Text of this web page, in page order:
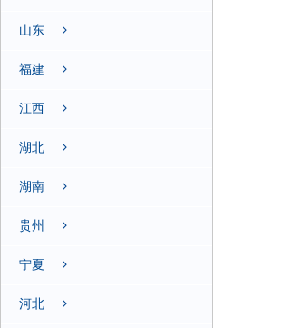
山东
福建
江西
湖北
湖南
贵州
宁夏
河北